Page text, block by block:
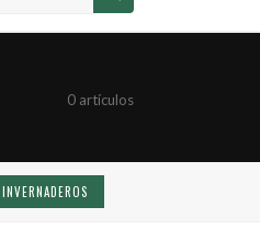
0 artículos
INVERNADEROS